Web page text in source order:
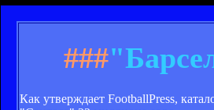
###
Как утверждает FootballPress,